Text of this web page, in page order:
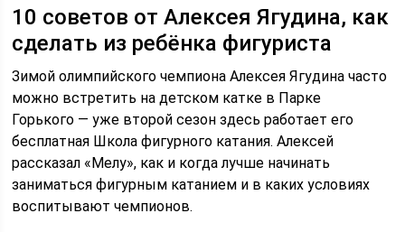
10 советов от Алексея Ягудина, как
сделать из ребёнка фигуриста
Зимой олимпийского чемпиона Алексея Ягудина часто
можно встретить на детском катке в Парке
Горького — уже второй сезон здесь работает его
бесплатная Школа фигурного катания. Алексей
рассказал «Мелу», как и когда лучше начинать
заниматься фигурным катанием и в каких условиях
воспитывают чемпионов.